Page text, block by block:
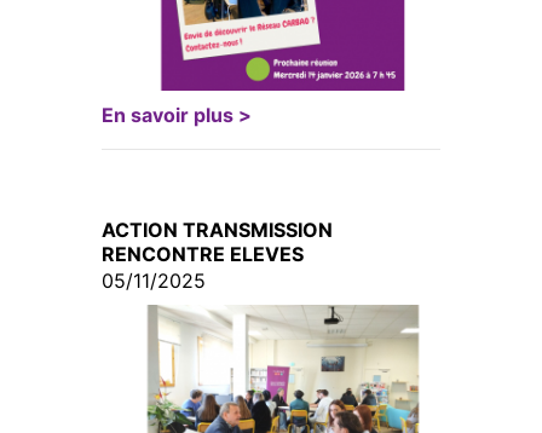
En savoir plus >
ACTION TRANSMISSION
RENCONTRE ELEVES
05/11/2025